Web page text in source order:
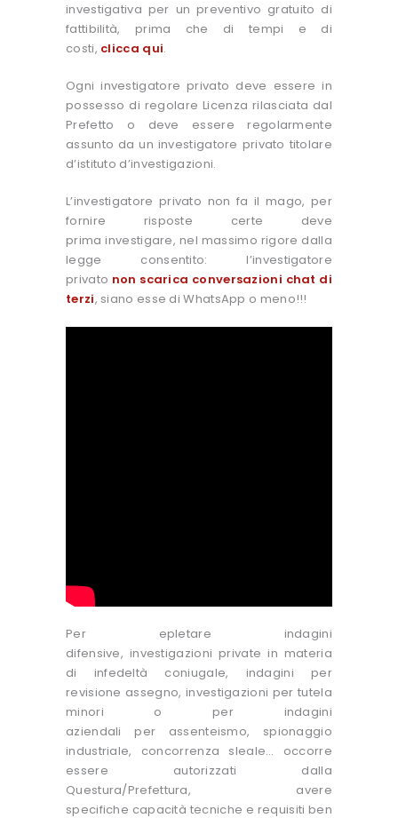
investigativa per un preventivo gratuito di
fattibilità, prima che di tempi e di
costi, clicca qui.
Ogni investigatore privato deve essere in
possesso di regolare Licenza rilasciata dal
Prefetto o deve essere regolarmente
assunto da un investigatore privato titolare
d’istituto d’investigazioni.
L’investigatore privato non fa il mago, per
fornire risposte certe deve
prima investigare, nel massimo rigore dalla
legge consentito: l’investigatore
privato non scarica conversazioni chat di
terzi, siano esse di WhatsApp o meno!!!
Per epletare indagini
difensive, investigazioni private in materia
di infedeltà coniugale, indagini per
revisione assegno, investigazioni per tutela
minori o per indagini
aziendali per assenteismo, spionaggio
industriale, concorrenza sleale… occorre
essere autorizzati dalla
Questura/Prefettura, avere
specifiche capacità tecniche e requisiti ben